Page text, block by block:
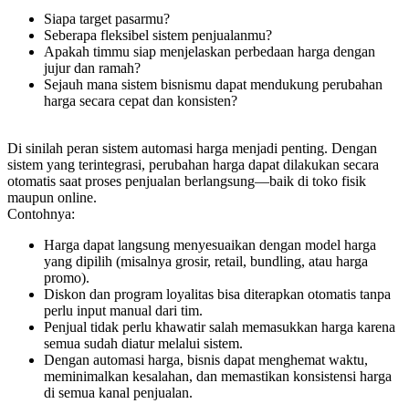
Siapa target pasarmu?
Seberapa fleksibel sistem penjualanmu?
Apakah timmu siap menjelaskan perbedaan harga dengan
jujur dan ramah?
Sejauh mana sistem bisnismu dapat mendukung perubahan
harga secara cepat dan konsisten?
Di sinilah peran sistem automasi harga menjadi penting. Dengan
sistem yang terintegrasi, perubahan harga dapat dilakukan secara
otomatis saat proses penjualan berlangsung—baik di toko fisik
maupun online.
Contohnya:
Harga dapat langsung menyesuaikan dengan model harga
yang dipilih (misalnya grosir, retail, bundling, atau harga
promo).
Diskon dan program loyalitas bisa diterapkan otomatis tanpa
perlu input manual dari tim.
Penjual tidak perlu khawatir salah memasukkan harga karena
semua sudah diatur melalui sistem.
Dengan automasi harga, bisnis dapat menghemat waktu,
meminimalkan kesalahan, dan memastikan konsistensi harga
di semua kanal penjualan.